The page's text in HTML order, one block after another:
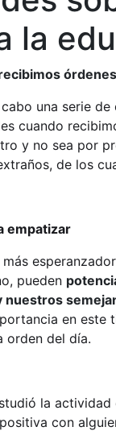
la
órdenes
una serie
cuando
y no sea por
de los
empatizar
pueden
nuestros
en
orden del día.
la
con